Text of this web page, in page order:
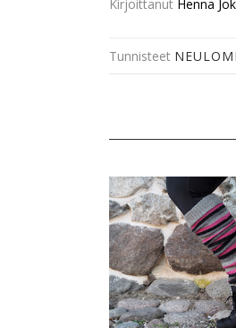
Kirjoittanut Henna
Tunnisteet